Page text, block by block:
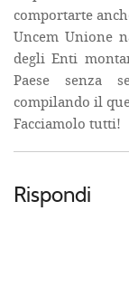
comportarte
Uncem Unione
degli Enti
Paese senza
compilando il
Facciamolo tutti!
Rispondi